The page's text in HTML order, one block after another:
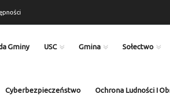
Gminy USC Gmina Sołectwo
Cyberbezpieczeństwo Ochrona Ludności I